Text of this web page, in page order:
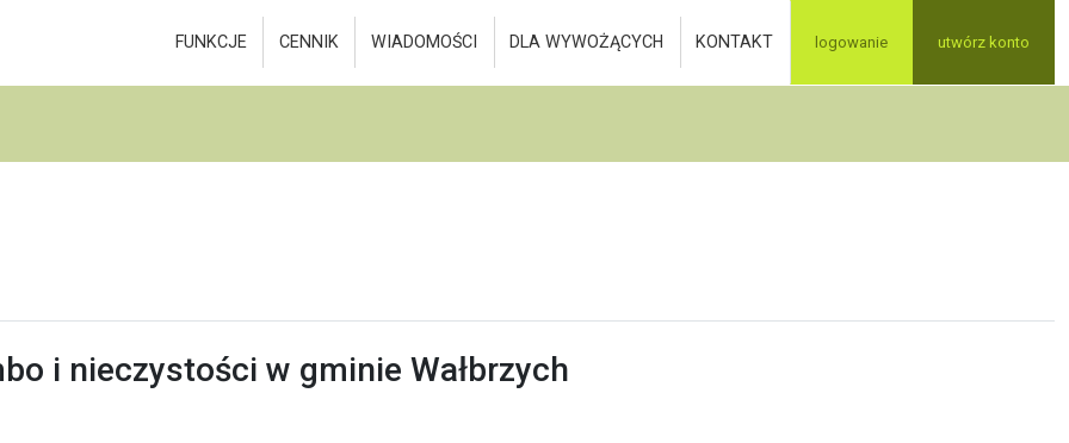
FUNKCJE CENNIK WIADOMOŚCI DLA WYWOŻĄCYCH KONTAKT logowanie utwórz konto
i nieczystości w gminie Wałbrzych